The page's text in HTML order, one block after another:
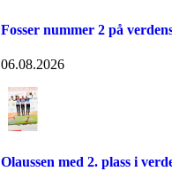
Fosser nummer 2 på
06.08.2026
Olaussen med 2. plass i